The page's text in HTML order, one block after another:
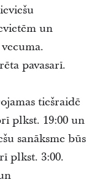
un
pavasarī.
tiešraidē
plkst. 19:00 un
sanāksme būs
plkst. 3:00.